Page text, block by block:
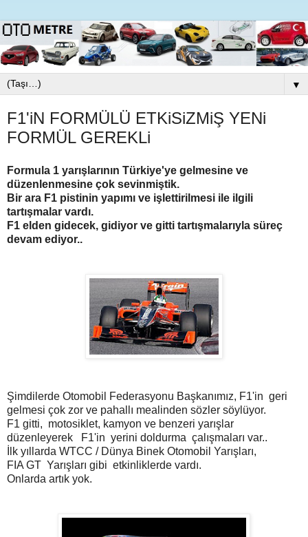
▼
F1'iN FORMÜLÜ ETKiSiZMiŞ YENi
FORMÜL GEREKLi
Formula 1 yarışlarının Türkiye'ye gelmesine ve
düzenlenmesine çok sevinmiştik.
Bir ara F1 pistinin yapımı ve işlettirilmesi ile ilgili
tartışmalar vardı.
F1 elden gidecek, gidiyor ve gitti tartışmalarıyla süreç
devam ediyor..
Şimdilerde Otomobil Federasyonu Başkanımız, F1'in geri
gelmesi çok zor ve pahallı mealinden sözler söylüyor.
F1 gitti, motosiklet, kamyon ve benzeri yarışlar
düzenleyerek F1'in yerini doldurma çalışmaları var..
İlk yıllarda WTCC / Dünya Binek Otomobil Yarışları,
FIA GT Yarışları gibi etkinliklerde vardı.
Onlarda artık yok.